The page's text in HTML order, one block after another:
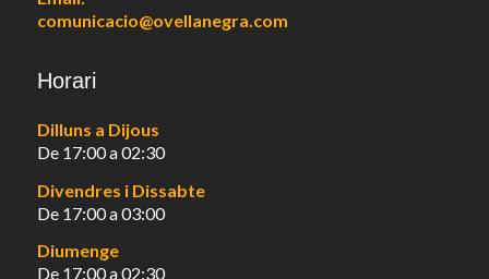
comunicacio@ovellanegra.com
Horari
Dilluns a Dijous
De 17:00 a 02:30
Divendres i Dissabte
De 17:00 a 03:00
Diumenge
De 17:00 a 02:30